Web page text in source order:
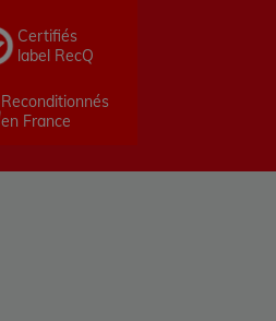
Certifiés
label RecQ
Reconditionnés
en France